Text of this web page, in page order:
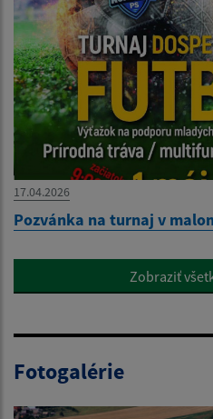
17.04.2026
Pozvánka na turnaj v
Zobraziť
Fotogalérie